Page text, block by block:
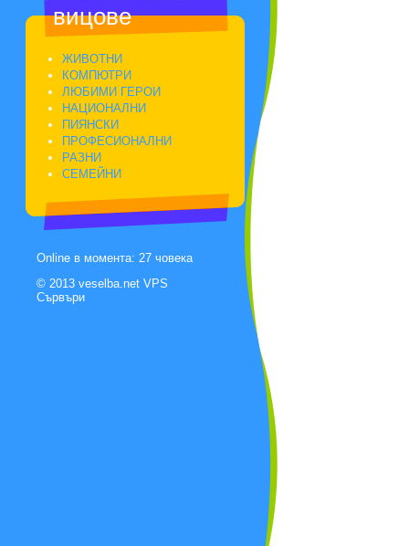
вицове
ЖИВОТНИ
КОМПЮТРИ
ЛЮБИМИ ГЕРОИ
НАЦИОНАЛНИ
ПИЯНСКИ
ПРОФЕСИОНАЛНИ
РАЗНИ
СЕМЕЙНИ
Online в момента: 27 човека
© 2013 veselba.net VPS
Сървъри